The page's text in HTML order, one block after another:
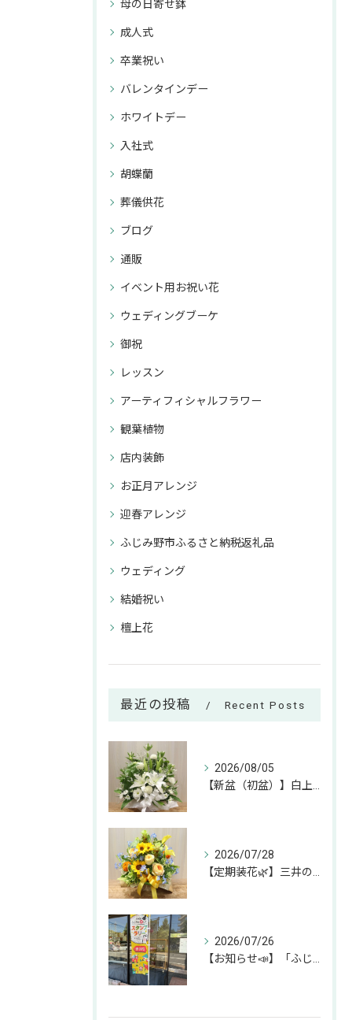
母の日寄せ鉢
成人式
卒業祝い
バレンタインデー
ホワイトデー
入社式
胡蝶蘭
葬儀供花
ブログ
通販
イベント用お祝い花
ウェディングブーケ
御祝
レッスン
アーティフィシャルフラワー
観葉植物
店内装飾
お正月アレンジ
迎春アレンジ
ふじみ野市ふるさと納税返礼品
ウェディング
結婚祝い
檀上花
最近の投稿 Recent Posts
2026/08/05
2026/07/28
2026/07/26